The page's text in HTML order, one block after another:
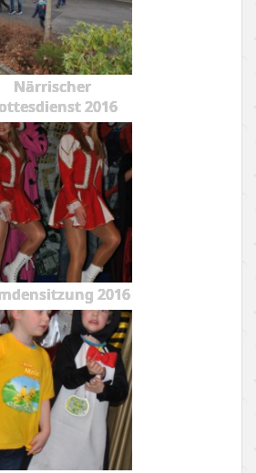
Närrischer
2016
2016